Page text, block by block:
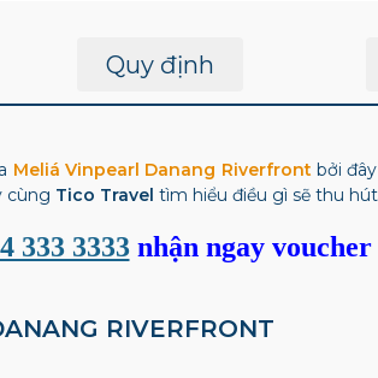
Quy định
Meliá Vinpearl Danang Riverfront bởi
cùng Tico Travel tìm hiểu điều gì sẽ thu
333 3333 nhận ngay
RIVERFRONT